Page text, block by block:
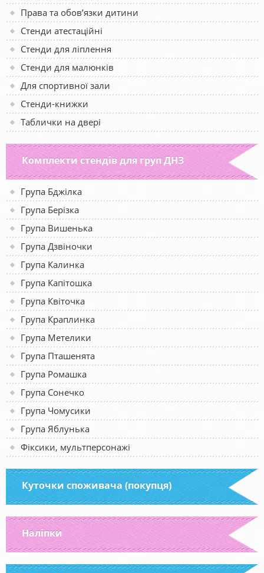
Права та обов’язки дитини
Стенди атестаційні
Стенди для ліплення
Стенди для малюнків
Для спортивної зали
Стенди-книжки
Таблички на двері
Комплекти стендів для груп ДНЗ
Група Бджілка
Група Берізка
Група Вишенька
Група Дзвіночки
Група Калинка
Група Капітошка
Група Квіточка
Група Краплинка
Група Метелики
Група Пташенята
Група Ромашка
Група Сонечко
Група Чомусики
Група Яблунька
Фіксики, мультперсонажі
Куточки споживача (покупця)
Наліпки